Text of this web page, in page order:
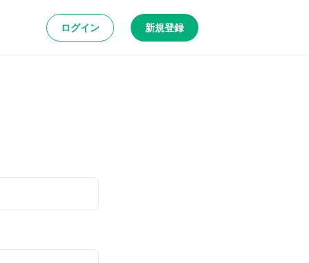
ログイン 新規登録